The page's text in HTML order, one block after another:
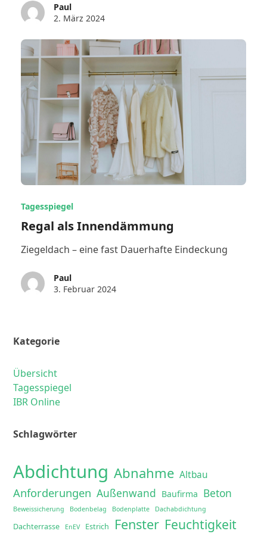
Paul
2. März 2024
Tagesspiegel
Regal als Innendämmung
Ziegeldach – eine fast Dauerhafte Eindeckung
Paul
3. Februar 2024
Kategorie
Übersicht
Tagesspiegel
IBR Online
Schlagwörter
Abdichtung Abnahme Altbau
Anforderungen Außenwand Baufirma Beton
Beweissicherung Bodenbelag Bodenplatte Dachabdichtung
Dachterrasse EnEV Estrich Fenster Feuchtigkeit